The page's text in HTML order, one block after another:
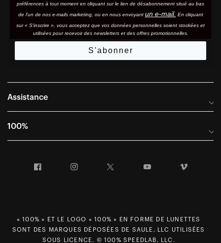
préférences à tout moment en cliquant sur le lien de désabonnement situé au bas
de l'un de nos e-mails marketing, ou en nous envoyant un e-mail. En cliquant
sur « S'inscrire », vous acceptez que vos données personnelles soient stockées et
utilisées pour recevoir des newsletters et des offres promotionnelles.
S'abonner
Assistance
Foire aux questions
Conditions générales de vente
100%
Informations sur l'entreprise
Droit de rétractation
Facebook Instagram YouTube
« 100% » ET LE LOGO « 100% » EN FORME DE LUNETTES
SONT DES MARQUES DÉPOSÉES DE SAULE, LLC UTILISÉES
SOUS LICENCE. © 100% SPEEDLAB, LLC.